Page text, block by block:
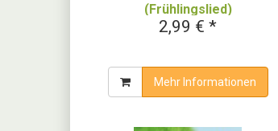
(Frühlingslied)
2,99 € *
Mehr Informationen